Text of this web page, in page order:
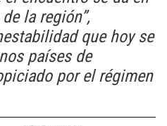
la región”,
que hoy se
países de
por el régimen